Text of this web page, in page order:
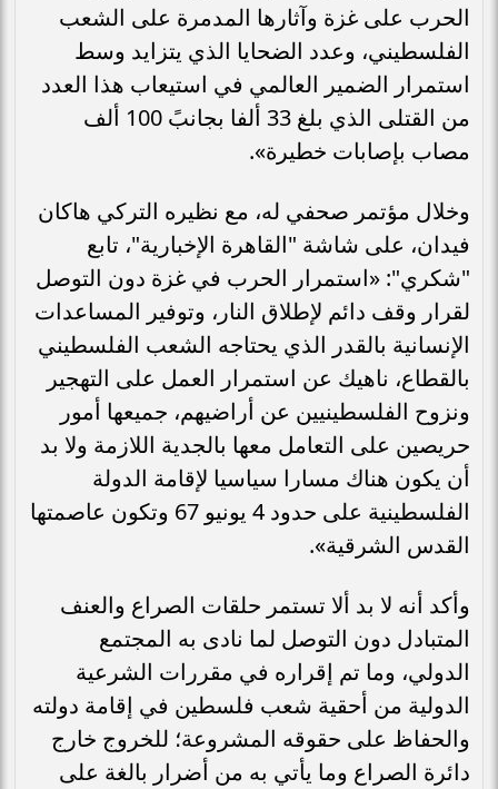
الحرب على غزة وآثارها المدمرة على الشعب
الفلسطيني، وعدد الضحايا الذي يتزايد وسط
استمرار الضمير العالمي في استيعاب هذا العدد
من القتلى الذي بلغ 33 ألفا بجانبً 100 ألف
مصاب بإصابات خطيرة».
وخلال مؤتمر صحفي له، مع نظيره التركي هاكان
فيدان، على شاشة "القاهرة الإخبارية"، تابع
"شكري": «استمرار الحرب في غزة دون التوصل
لقرار وقف دائم لإطلاق النار، وتوفير المساعدات
الإنسانية بالقدر الذي يحتاجه الشعب الفلسطيني
بالقطاع، ناهيك عن استمرار العمل على التهجير
ونزوح الفلسطينيين عن أراضيهم، جميعها أمور
حريصين على التعامل معها بالجدية اللازمة ولا بد
أن يكون هناك مسارا سياسيا لإقامة الدولة
الفلسطينية على حدود 4 يونيو 67 وتكون عاصمتها
القدس الشرقية».
وأكد أنه لا بد ألا تستمر حلقات الصراع والعنف
المتبادل دون التوصل لما نادى به المجتمع
الدولي، وما تم إقراره في مقررات الشرعية
الدولية من أحقية شعب فلسطين في إقامة دولته
والحفاظ على حقوقه المشروعة؛ للخروج خارج
دائرة الصراع وما يأتي به من أضرار بالغة على